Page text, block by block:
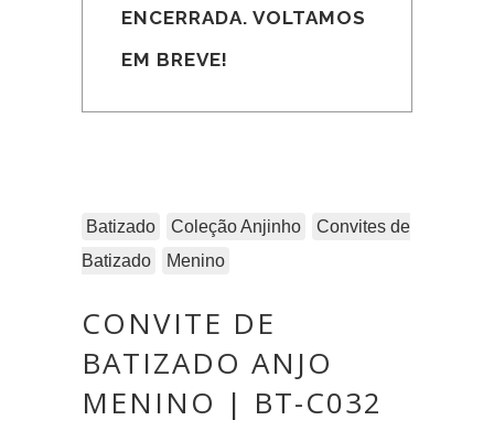
ENCERRADA. VOLTAMOS
EM BREVE!
Batizado Coleção Anjinho
Convites de
Batizado
Menino
CONVITE DE
BATIZADO ANJO
MENINO | BT-C032